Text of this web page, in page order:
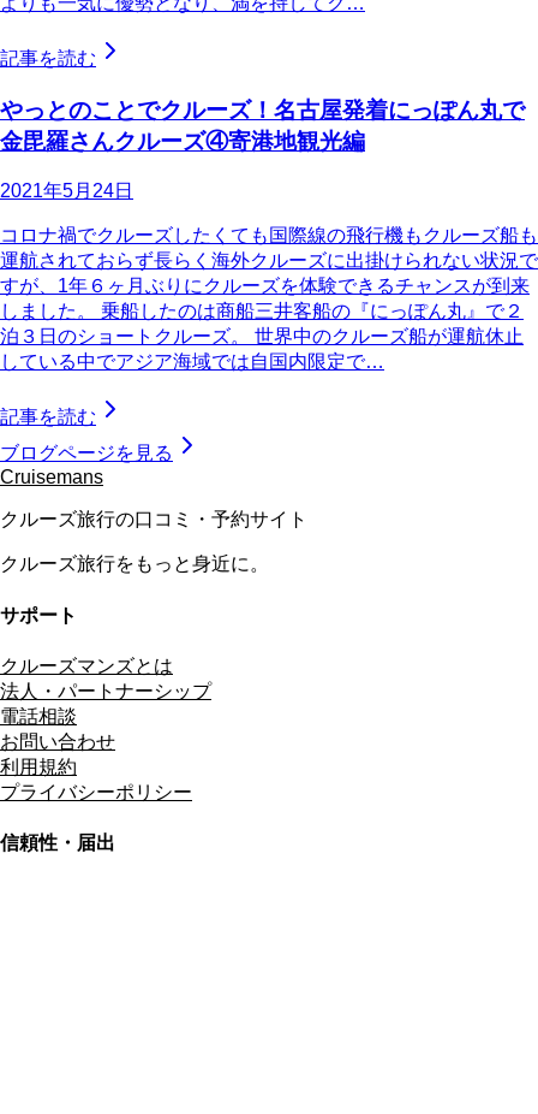
記事を読む
やっとのことでクルーズ！名古屋発着にっぽん丸で
金毘羅さんクルーズ④寄港地観光編
2021年5月24日
コロナ禍でクルーズしたくても国際線の飛行機もクルーズ船も
運航されておらず長らく海外クルーズに出掛けられない状況で
すが、1年６ヶ月ぶりにクルーズを体験できるチャンスが到来
しました。 乗船したのは商船三井客船の『にっぽん丸』で２
泊３日のショートクルーズ。 世界中のクルーズ船が運航休止
している中でアジア海域では自国内限定で…
記事を読む
ブログページを見る
Cruisemans
クルーズ旅行の口コミ・予約サイト
クルーズ旅行をもっと身近に。
サポート
クルーズマンズとは
法人・パートナーシップ
電話相談
お問い合わせ
利用規約
プライバシーポリシー
信頼性・届出